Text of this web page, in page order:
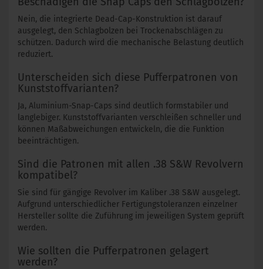
Nein, die integrierte Dead-Cap-Konstruktion ist darauf
ausgelegt, den Schlagbolzen bei Trockenabschlägen zu
schützen. Dadurch wird die mechanische Belastung deutlich
reduziert.
Unterscheiden sich diese Pufferpatronen von
Kunststoffvarianten?
Ja, Aluminium-Snap-Caps sind deutlich formstabiler und
langlebiger. Kunststoffvarianten verschleißen schneller und
können Maßabweichungen entwickeln, die die Funktion
beeinträchtigen.
Sind die Patronen mit allen .38 S&W Revolvern
kompatibel?
Sie sind für gängige Revolver im Kaliber .38 S&W ausgelegt.
Aufgrund unterschiedlicher Fertigungstoleranzen einzelner
Hersteller sollte die Zuführung im jeweiligen System geprüft
werden.
Wie sollten die Pufferpatronen gelagert
werden?